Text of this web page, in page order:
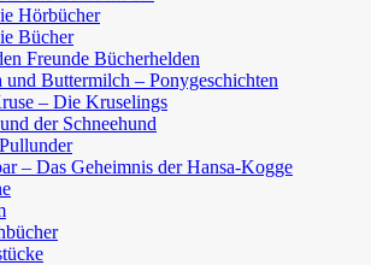
Hörbücher
Bücher
Freunde Bücherhelden
Buttermilch – Ponygeschichten
– Die Kruselings
der Schneehund
– Das Geheimnis der Hansa-Kogge